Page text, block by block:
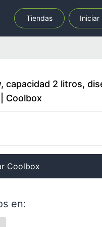
Tiendas Iniciar
capacidad 2 litros,
Coolbox
Coolbox
en: